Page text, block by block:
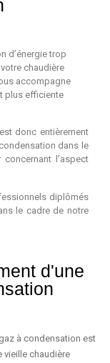
d’énergie trop
chaudière
accompagne
plus efficiente
donc entièrement
dans le
l’aspect
diplômés
le cadre de notre
d'une
à condensation est
vieille chaudière